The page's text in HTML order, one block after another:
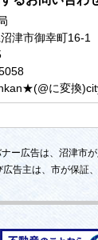
津市御幸町16-1
に変換
ー広告は、沼津市
告主は、市が保証